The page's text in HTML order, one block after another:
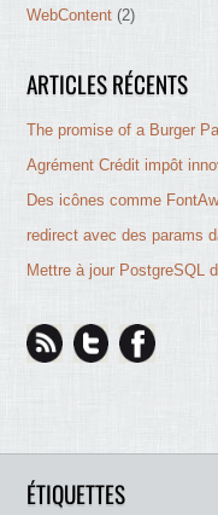
WebContent (2)
ARTICLES RÉCENTS
The promise of a Burger
Agrément Crédit impôt
Des icônes comme
redirect avec des params
Mettre à jour PostgreSQL
ÉTIQUETTES